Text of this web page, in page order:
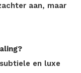
aan, maar
en luxe